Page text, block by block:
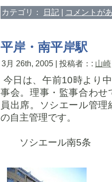
カテゴリ： 日記 | コメントが
平岸・南平岸駅
3月 26th, 2005 | 投稿者：: 山崎
今日は、午前10時より
事会。理事・監事合わ
員出席。ソシエール管
の自主管理です。
ソシエール南5条